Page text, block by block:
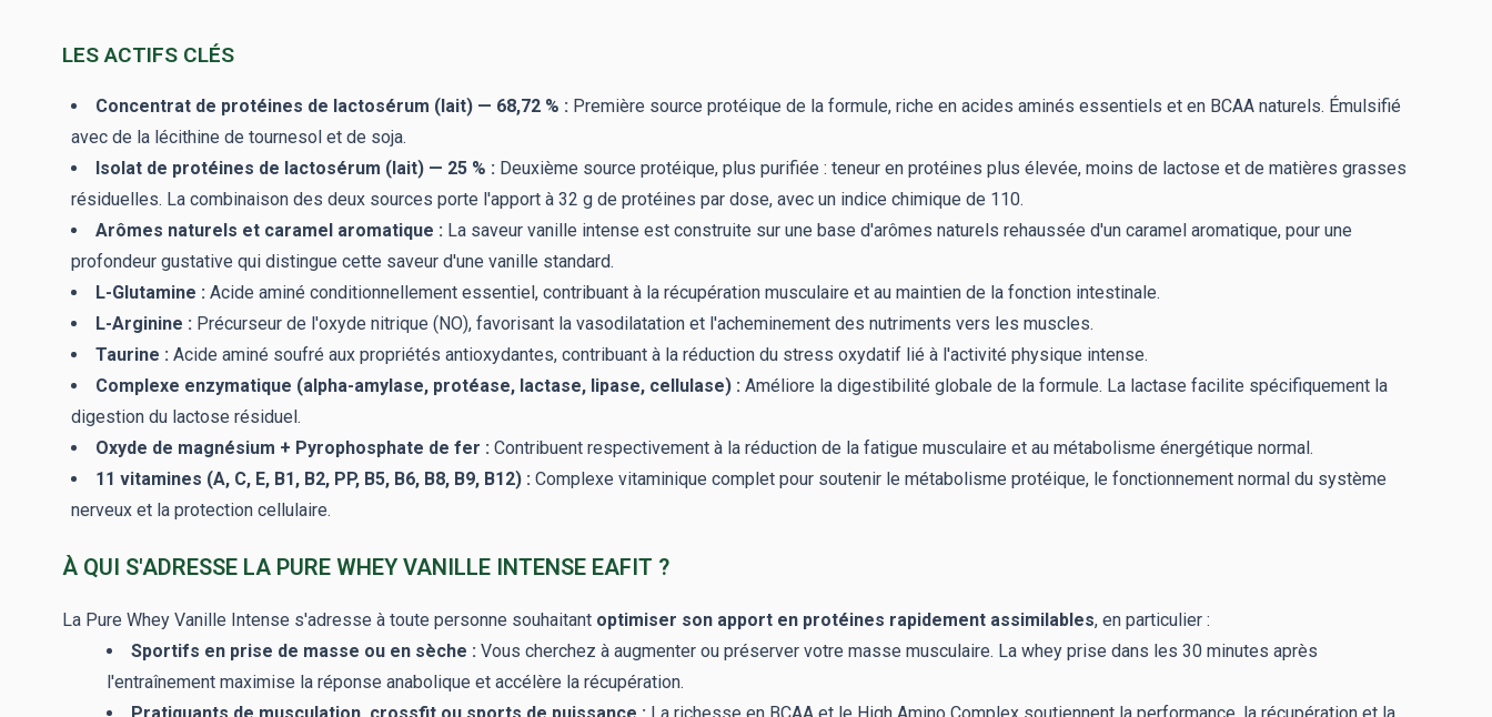
LES ACTIFS CLÉS
Concentrat de protéines de lactosérum (lait) — 68,72 % : Première source protéique de la formule, riche en acides aminés essentiels et en BCAA naturels. Émulsifié
avec de la lécithine de tournesol et de soja.
Isolat de protéines de lactosérum (lait) — 25 % : Deuxième source protéique, plus purifiée : teneur en protéines plus élevée, moins de lactose et de matières grasses
résiduelles. La combinaison des deux sources porte l'apport à 32 g de protéines par dose, avec un indice chimique de 110.
Arômes naturels et caramel aromatique : La saveur vanille intense est construite sur une base d'arômes naturels rehaussée d'un caramel aromatique, pour une
profondeur gustative qui distingue cette saveur d'une vanille standard.
L-Glutamine : Acide aminé conditionnellement essentiel, contribuant à la récupération musculaire et au maintien de la fonction intestinale.
L-Arginine : Précurseur de l'oxyde nitrique (NO), favorisant la vasodilatation et l'acheminement des nutriments vers les muscles.
Taurine : Acide aminé soufré aux propriétés antioxydantes, contribuant à la réduction du stress oxydatif lié à l'activité physique intense.
Complexe enzymatique (alpha-amylase, protéase, lactase, lipase, cellulase) : Améliore la digestibilité globale de la formule. La lactase facilite spécifiquement la
digestion du lactose résiduel.
Oxyde de magnésium + Pyrophosphate de fer : Contribuent respectivement à la réduction de la fatigue musculaire et au métabolisme énergétique normal.
11 vitamines (A, C, E, B1, B2, PP, B5, B6, B8, B9, B12) : Complexe vitaminique complet pour soutenir le métabolisme protéique, le fonctionnement normal du système
nerveux et la protection cellulaire.
À QUI S'ADRESSE LA PURE WHEY VANILLE INTENSE EAFIT ?
La Pure Whey Vanille Intense s'adresse à toute personne souhaitant optimiser son apport en protéines rapidement assimilables, en particulier :
Sportifs en prise de masse ou en sèche : Vous cherchez à augmenter ou préserver votre masse musculaire. La whey prise dans les 30 minutes après
l'entraînement maximise la réponse anabolique et accélère la récupération.